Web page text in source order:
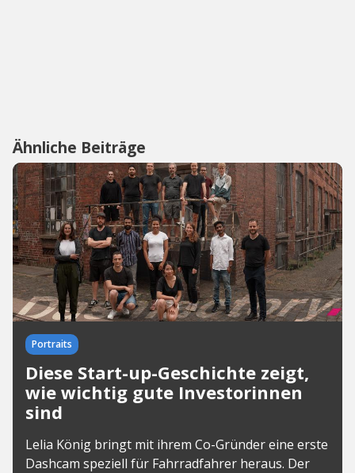
Ähnliche Beiträge
Portraits
Diese Start-up-Geschichte zeigt,
wie wichtig gute Investorinnen
sind
Lelia König bringt mit ihrem Co-Gründer eine erste
Dashcam speziell für Fahrradfahrer heraus. Der